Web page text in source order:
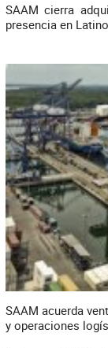
SAAM cierra
presencia en
SAAM acuerda
y operaciones